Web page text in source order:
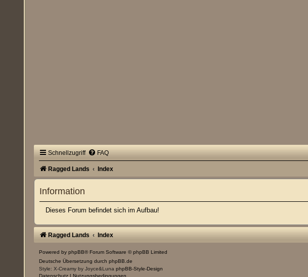
Schnellzugriff FAQ
Ragged Lands Index
Information
Dieses Forum befindet sich im Aufbau!
Ragged Lands Index
Powered byphpBB® Forum Software © phpBB Limited
Deutsche Übersetzung durchphpBB.de
Style: X-Creamy by Joyce&LunaphpBB-Style-Design
Datenschutz |Nutzungsbedingungen